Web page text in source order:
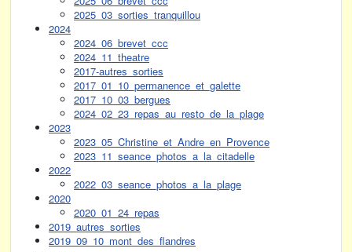
2025_03_sorties_tranquillou
2024
2024_06_brevet_ccc
2024_11_theatre
2017-autres_sorties
2017_01_10_permanence_et_galette
2017_10_03_bergues
2024_02_23_repas_au_resto_de_la_plage
2023
2023_05_Christine_et_Andre_en_Provence
2023_11_seance_photos_a_la_citadelle
2022
2022_03_seance_photos_a_la_plage
2020
2020_01_24_repas
2019_autres_sorties
2019_09_10_mont_des_flandres